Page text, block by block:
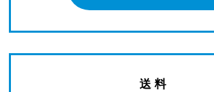
送 料